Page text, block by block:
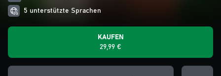
5 unterstützte Sprachen
KAUFEN
29,99 €